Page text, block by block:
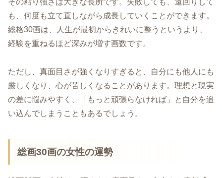
その粘り強さは大きな長所です。失敗しても、遠回りして
も、何度も立て直しながら成長していくことができます。
総格30画は、人生が最初からきれいに整うというより、
経験を重ねるほど深みが増す画数です。
ただし、真面目さが強くなりすぎると、自分にも他人にも
厳しくなり、心が苦しくなることがあります。理想と現実
の差に悩みやすく、「もっと頑張らなければ」と自分を追
い込んでしまうこともあるでしょう。
総画30画の女性の運勢